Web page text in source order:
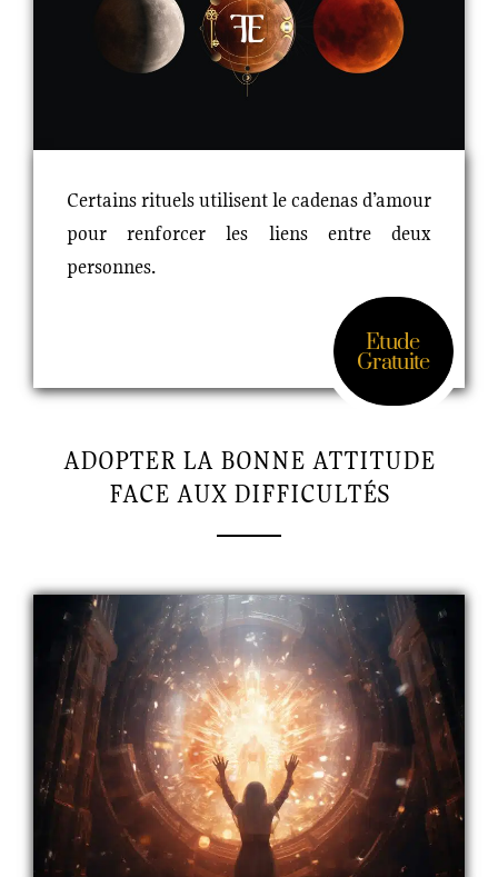
Certains rituels utilisent le cadenas d’amour
pour renforcer les liens entre deux
personnes.
Etude
Gratuite
ADOPTER LA BONNE ATTITUDE
FACE AUX DIFFICULTÉS